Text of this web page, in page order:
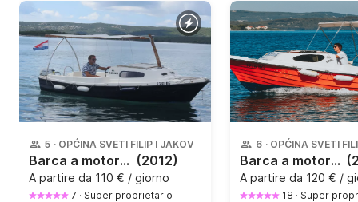
5 · OPĆINA SVETI FILIP I JAKOV
Barca a motore Adria Adria 500 10CV (2012)
A partire da 110 € / giorno
7 · Super proprietario
6 · OPĆINA SVETI
Barca a motore Adria 500 10CV
A partire da 120 € /
18 · Super